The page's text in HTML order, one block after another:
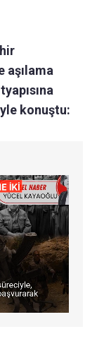
aşılama
konuştu: